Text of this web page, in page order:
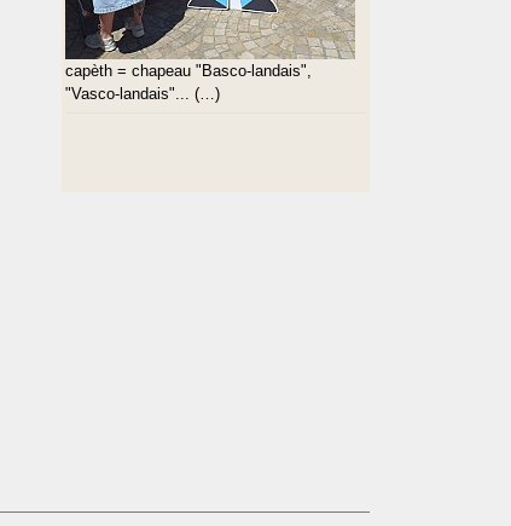
capèth = chapeau "Basco-landais",
"Vasco-landais"... (…)